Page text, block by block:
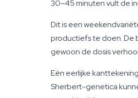
30–45 minuten vult de
Dit is een
productiefs te doen. De
gewoon de dosis
Eén eerlijke
Sherbert-genetica